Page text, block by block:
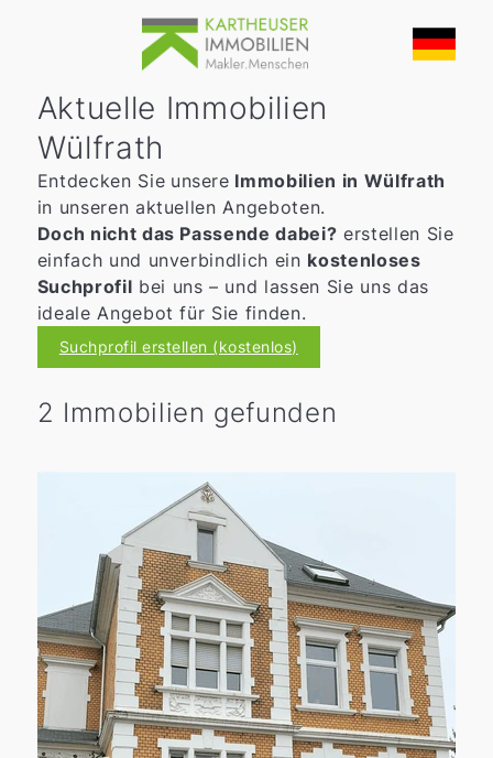
Aktuelle Immobilien
Wülfrath
Entdecken Sie unsere Immobilien in Wülfrath
in unseren aktuellen Angeboten.
Doch nicht das Passende dabei? erstellen Sie
einfach und unverbindlich ein kostenloses
Suchprofil bei uns – und lassen Sie uns das
ideale Angebot für Sie finden.
Suchprofil erstellen (kostenlos)
2 Immobilien gefunden